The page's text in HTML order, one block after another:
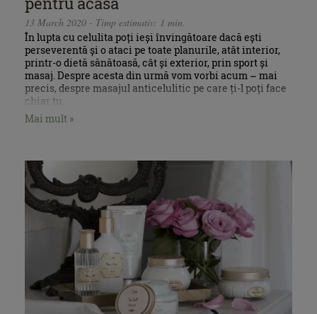
13 March 2020 - Timp estimativ: 1 min.
În lupta cu celulita poți ieși învingătoare dacă ești
perseverentă și o ataci pe toate planurile, atât interior,
printr-o dietă sănătoasă, cât și exterior, prin sport și
masaj. Despre acesta din urmă vom vorbi acum – mai
precis, despre masajul anticelulitic pe care ți-l poți face
chiar tu.
Mai mult »